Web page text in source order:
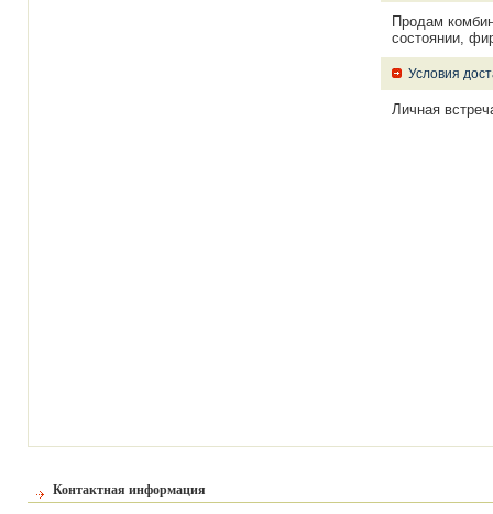
Продам
состоянии,
Условия
Личная
Контактная информация